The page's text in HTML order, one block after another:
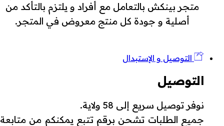
متجر بينكش بالتعامل مع أفراد و يلتزم بالتأكد من
أصلية و جودة كل منتج معروض في المتجر.
التوصيل و الإستبدال
التوصيل
نوفر توصيل سريع إلى 58 ولاية.
جميع الطلبات تشحن برقم تتبع يمكنكم من متابعة